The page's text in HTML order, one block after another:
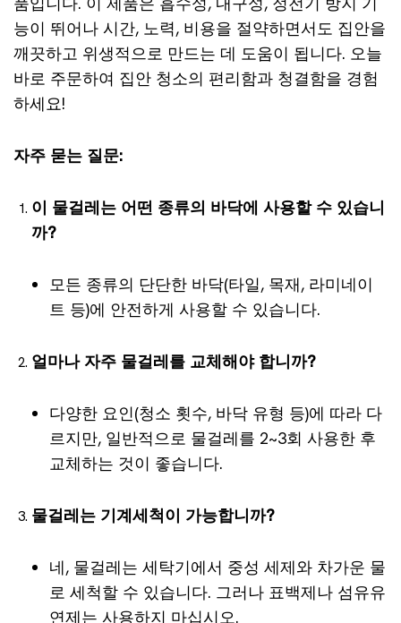
능이 뛰어나 시간, 노력, 비용을 절약하면서도 집안을
깨끗하고 위생적으로 만드는 데 도움이 됩니다. 오늘
바로 주문하여 집안 청소의 편리함과 청결함을 경험
하세요!
자주 묻는 질문:
이 물걸레는 어떤 종류의 바닥에 사용할 수 있습니
까?
모든 종류의 단단한 바닥(타일, 목재, 라미네이
트 등)에 안전하게 사용할 수 있습니다.
얼마나 자주 물걸레를 교체해야 합니까?
다양한 요인(청소 횟수, 바닥 유형 등)에 따라 다
르지만, 일반적으로 물걸레를 2~3회 사용한 후
교체하는 것이 좋습니다.
물걸레는 기계세척이 가능합니까?
네, 물걸레는 세탁기에서 중성 세제와 차가운 물
로 세척할 수 있습니다. 그러나 표백제나 섬유유
연제는 사용하지 마십시오.